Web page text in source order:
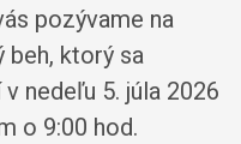
pozývame na
beh, ktorý sa
nedeľu 5. júla 2026
o 9:00 hod.